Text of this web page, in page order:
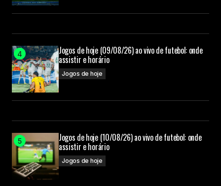
Jogos de hoje (09/08/26) ao vivo de futebol: onde
assistir e horário
Jogos de hoje
Jogos de hoje (10/08/26) ao vivo de futebol: onde
assistir e horário
Jogos de hoje